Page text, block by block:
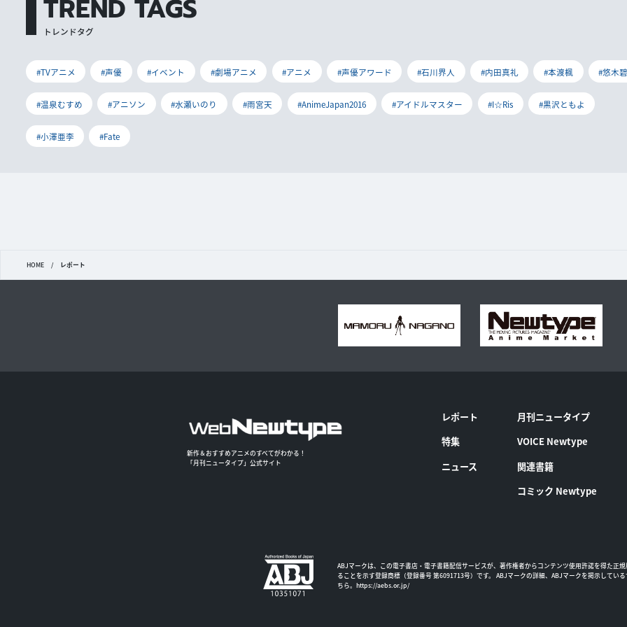
TREND TAGS
トレンドタグ
#TVアニメ #声優 #イベント #劇場アニメ #アニメ #声優アワード #石川界人 #内田真礼 #本渡楓 #悠木
#温泉むすめ #アニソン #水瀬いのり #雨宮天 #AnimeJapan2016 #アイドルマスター #I☆Ris #黒沢ともよ
#小澤亜李 #Fate
HOME / レポート
新作＆おすすめアニメのすべてがわかる！
「月刊ニュータイプ」公式サイト
レポート
特集
ニュース
月刊ニュータイプ
VOICE Newtype
関連書籍
コミック Newtype
ABJマークは、この電子書店・電子書籍配信サービスが、著作権者からコンテンツ使用許諾を得た正
ることを示す登録商標（登録番号 第6091713号）です。 ABJマークの詳細、ABJマークを掲示してい
ちら。 https://aebs.or.jp/